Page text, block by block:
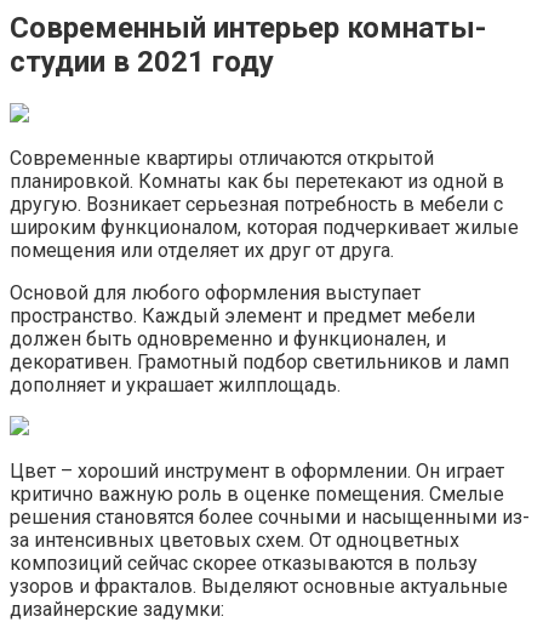
Современный интерьер комнаты-
студии в 2021 году
Современные квартиры отличаются открытой
планировкой. Комнаты как бы перетекают из одной в
другую. Возникает серьезная потребность в мебели с
широким функционалом, которая подчеркивает жилые
помещения или отделяет их друг от друга.
Основой для любого оформления выступает
пространство. Каждый элемент и предмет мебели
должен быть одновременно и функционален, и
декоративен. Грамотный подбор светильников и ламп
дополняет и украшает жилплощадь.
Цвет – хороший инструмент в оформлении. Он играет
критично важную роль в оценке помещения. Смелые
решения становятся более сочными и насыщенными из-
за интенсивных цветовых схем. От одноцветных
композиций сейчас скорее отказываются в пользу
узоров и фракталов. Выделяют основные актуальные
дизайнерские задумки: